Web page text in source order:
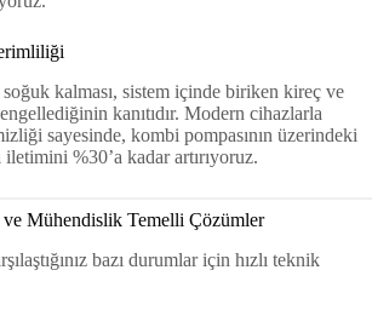
soğuk kalması, sistem içinde biriken kireç ve
kanıtıdır. Modern cihazlarla
sayesinde, kombi pompasının üzerindeki
%30’a kadar artırıyoruz.
Mühendislik Temelli Çözümler
bazı durumlar için hızlı teknik